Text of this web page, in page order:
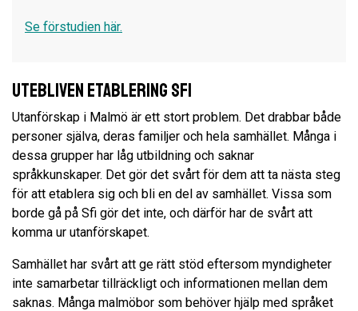
Se förstudien här.
Utebliven etablering SFI
Utanförskap i Malmö är ett stort problem. Det drabbar både
personer själva, deras familjer och hela samhället. Många i
dessa grupper har låg utbildning och saknar
språkkunskaper. Det gör det svårt för dem att ta nästa steg
för att etablera sig och bli en del av samhället. Vissa som
borde gå på Sfi gör det inte, och därför har de svårt att
komma ur utanförskapet.
Samhället har svårt att ge rätt stöd eftersom myndigheter
inte samarbetar tillräckligt och informationen mellan dem
saknas. Många malmöbor som behöver hjälp med språket